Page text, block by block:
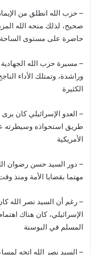
– حزب الله انطلق من
صحيح، لذلك منحه الله
حاضرة على مستوى الساحة
– مسيرة حزب الله الجهادية
وراشدة، وتمتلك الأداء
الكثيرة
– العدو الإسرائيلي كان
طريق استحواذه وسيطرته
الأمريكية
– دور السيد حسن رضوان
مهتما بقضايا الأمة ومنذ
– رغم أن السيد نصر الله
الإسرائيلي، كان هناك
المسلم في البوسنة
– السيد نصر الله اتجه